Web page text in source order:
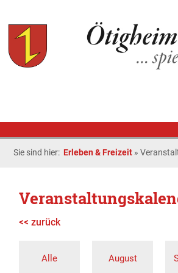
Sie sind hier: Erleben & Freizeit »
<< zurück
Alle August